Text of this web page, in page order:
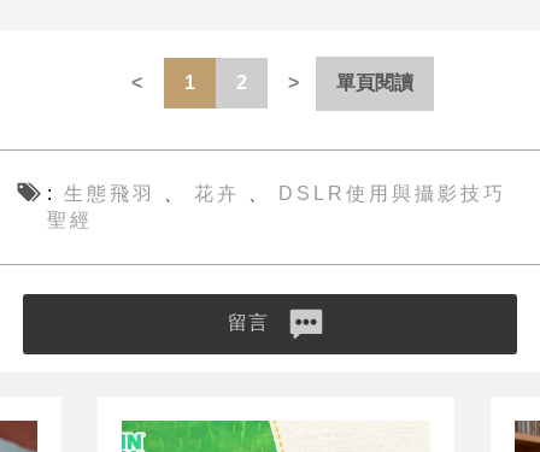
1 2 單頁閱讀
生態飛羽 花卉
DSLR使用與攝影技巧
聖經
留言